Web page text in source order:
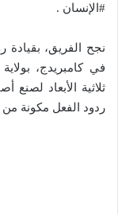
#الإنسان .
نجح الفريق،
في كامبريدج،
ثلاثية الأبعاد
ردود الفعل مكونة من